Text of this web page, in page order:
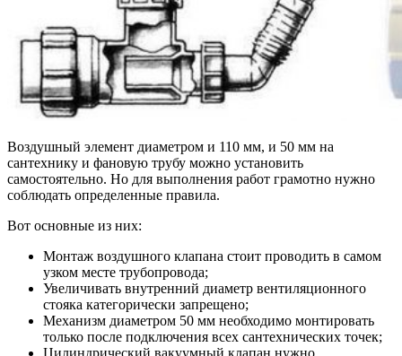
Воздушный элемент диаметром и 110 мм, и 50 мм на
сантехнику и фановую трубу можно установить
самостоятельно. Но для выполнения работ грамотно нужно
соблюдать определенные правила.
Вот основные из них:
Монтаж воздушного клапана стоит проводить в самом
узком месте трубопровода;
Увеличивать внутренний диаметр вентиляционного
стояка категорически запрещено;
Механизм диаметром 50 мм необходимо монтировать
только после подключения всех сантехнических точек;
Цилиндрический вакуумный клапан нужно